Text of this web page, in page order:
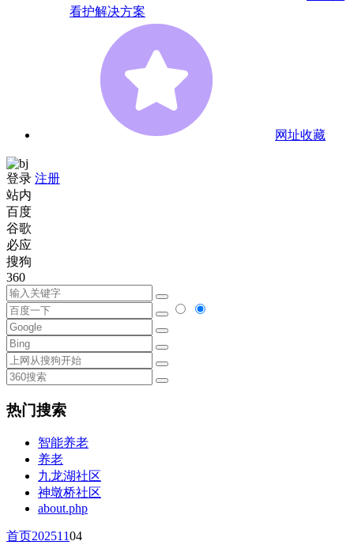
看护解决方案
网址收藏
登录 注册
站内
百度
谷歌
必应
搜狗
360
热门搜索
智能养老
养老
九龙湖社区
神墩桥社区
about.php
首页20251104